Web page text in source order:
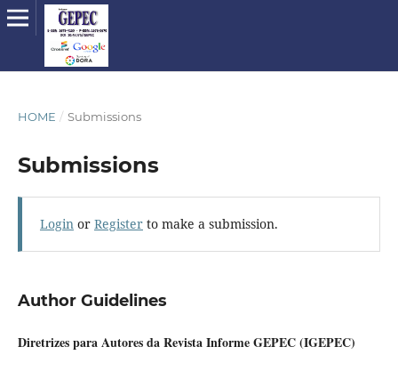
HOME / Submissions
Submissions
Loginor Registerto make a submission.
Author Guidelines
Diretrizes para Autores da Revista Informe GEPEC (IGEPEC)